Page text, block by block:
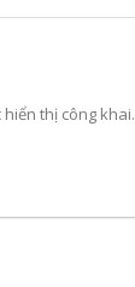
thị công khai.